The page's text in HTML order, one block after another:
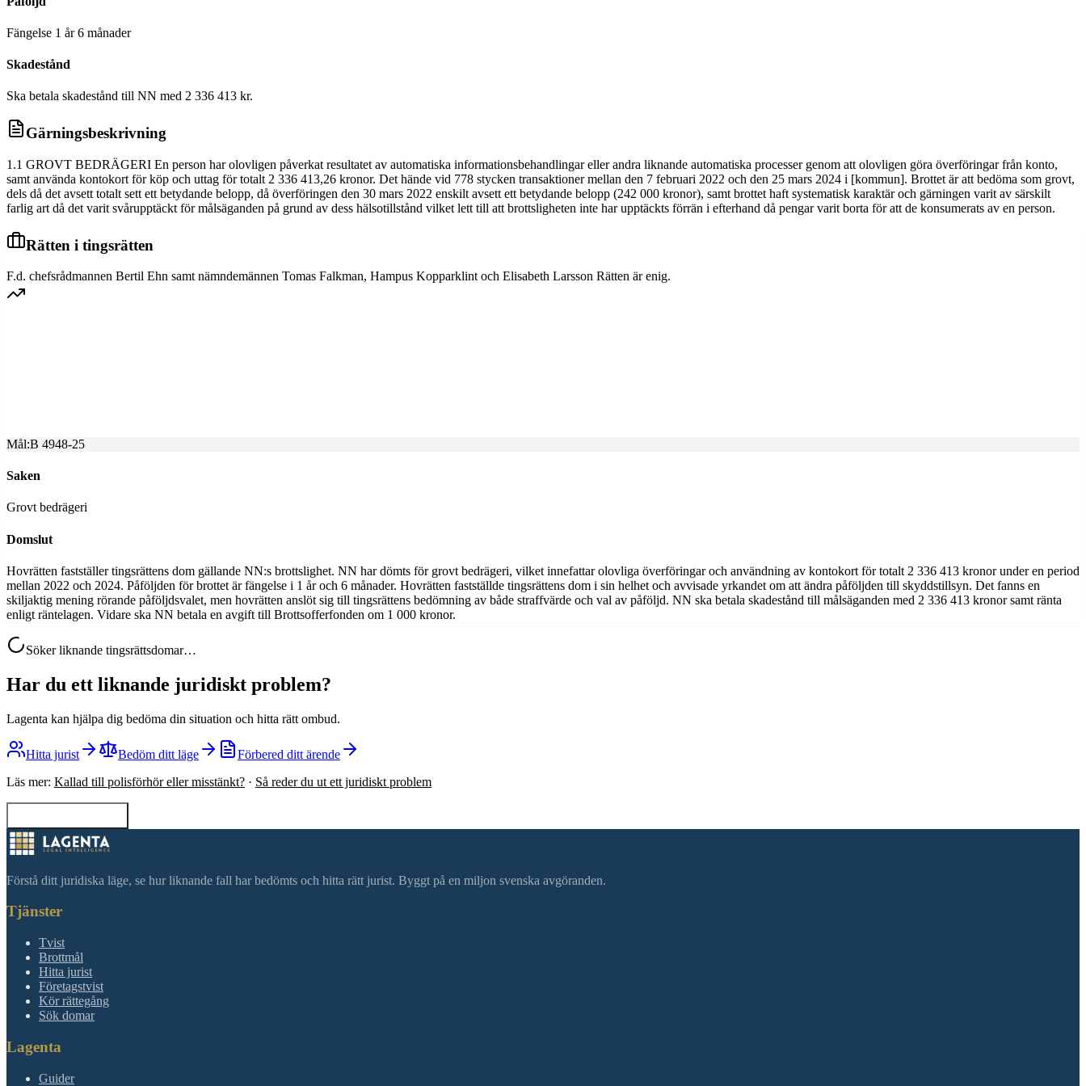
Fängelse 1 år 6 månader
Skadestånd
Ska betala skadestånd till NN med 2 336 413 kr.
Gärningsbeskrivning
1.1 GROVT BEDRÄGERI En person har olovligen påverkat resultatet av automatiska informationsbehandlingar eller andra liknande automatiska processer genom att olovligen göra överföringar från konto,
samt använda kontokort för köp och uttag för totalt 2 336 413,26 kronor. Det hände vid 778 stycken transaktioner mellan den 7 februari 2022 och den 25 mars 2024 i [kommun]. Brottet är att bedöma som grovt,
dels då det avsett totalt sett ett betydande belopp, då överföringen den 30 mars 2022 enskilt avsett ett betydande belopp (242 000 kronor), samt brottet haft systematisk karaktär och gärningen varit av särskilt
farlig art då det varit svårupptäckt för målsäganden på grund av dess hälsotillstånd vilket lett till att brottsligheten inte har upptäckts förrän i efterhand då pengar varit borta för att de konsumerats av en person.
Rätten i tingsrätten
F.d. chefsrådmannen Bertil Ehn samt nämndemännen Tomas Falkman, Hampus Kopparklint och Elisabeth Larsson Rätten är enig.
Mål:B 4948-25
Saken
Grovt bedrägeri
Domslut
Hovrätten fastställer tingsrättens dom gällande NN:s brottslighet. NN har dömts för grovt bedrägeri, vilket innefattar olovliga överföringar och användning av kontokort för totalt 2 336 413 kronor under en period
mellan 2022 och 2024. Påföljden för brottet är fängelse i 1 år och 6 månader. Hovrätten fastställde tingsrättens dom i sin helhet och avvisade yrkandet om att ändra påföljden till skyddstillsyn. Det fanns en
skiljaktig mening rörande påföljdsvalet, men hovrätten anslöt sig till tingsrättens bedömning av både straffvärde och val av påföljd. NN ska betala skadestånd till målsäganden med 2 336 413 kronor samt ränta
enligt räntelagen. Vidare ska NN betala en avgift till Brottsofferfonden om 1 000 kronor.
Söker liknande tingsrättsdomar…
Har du ett liknande juridiskt problem?
Lagenta kan hjälpa dig bedöma din situation och hitta rätt ombud.
Hitta jurist Bedöm ditt läge
Förbered ditt ärende
Läs mer: Kallad till polisförhör eller misstänkt? · Så reder du ut ett juridiskt problem
Förstå ditt juridiska läge, se hur liknande fall har bedömts och hitta rätt jurist. Byggt på en miljon svenska avgöranden.
Tjänster
Tvist
Brottmål
Hitta jurist
Företagstvist
Kör rättegång
Sök domar
Lagenta
Guider